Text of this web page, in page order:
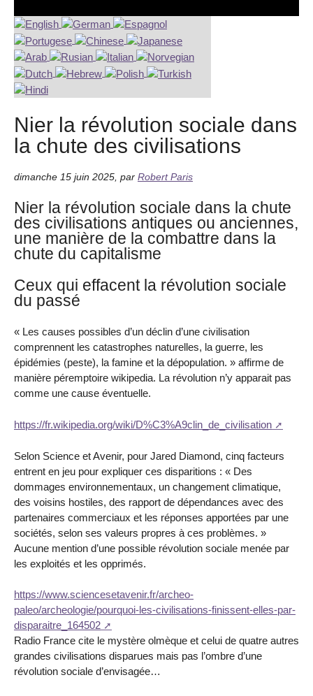
Nier la révolution sociale dans
la chute des civilisations
dimanche 15 juin 2025 par Robert Paris
Nier la révolution sociale dans la chute
des civilisations antiques ou anciennes,
une manière de la combattre dans la
chute du capitalisme
Ceux qui effacent la révolution sociale
du passé
« Les causes possibles d’un déclin d’une civilisation
comprennent les catastrophes naturelles, la guerre, les
épidémies (peste), la famine et la dépopulation. » affirme de
manière péremptoire wikipedia. La révolution n’y apparait pas
comme une cause éventuelle.
https://fr.wikipedia.org/wiki/D%C3%A9clin_de_civilisation
Selon Science et Avenir, pour Jared Diamond, cinq facteurs
entrent en jeu pour expliquer ces disparitions : « Des
dommages environnementaux, un changement climatique,
des voisins hostiles, des rapport de dépendances avec des
partenaires commerciaux et les réponses apportées par une
sociétés, selon ses valeurs propres à ces problèmes. »
Aucune mention d’une possible révolution sociale menée par
les exploités et les opprimés.
https://www.sciencesetavenir.fr/archeo-
paleo/archeologie/pourquoi-les-civilisations-finissent-elles-par-
disparaitre_164502
Radio France cite le mystère olmèque et celui de quatre autres
grandes civilisations disparues mais pas l’ombre d’une
révolution sociale d’envisagée…